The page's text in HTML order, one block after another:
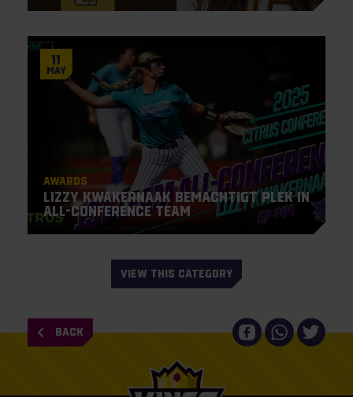
11
May
Awards
Lizzy Kwakernaak bemachtigt plek in
All-Conference Team
VIEW THIS CATEGORY
BACK